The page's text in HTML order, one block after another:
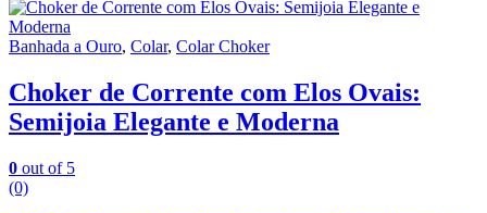
Banhada a Ouro, Colar, Colar Choker
Choker de Corrente com Elos Ovais:
Semijoia Elegante e Moderna
0 out of 5
(0)